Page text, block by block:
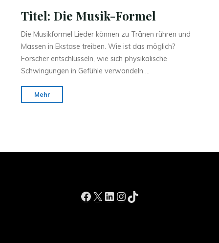
Titel: Die Musik-Formel
Die Musikformel Lieder können zu Tränen rühren und
Massen in Ekstase treiben. Wie ist das möglich?
Forscher entschlüsseln, wie sich physikalische
Schwingungen in Gefühle verwandeln …
Mehr
Die
Facebook
X LinkedIn
Instagram
TikTok